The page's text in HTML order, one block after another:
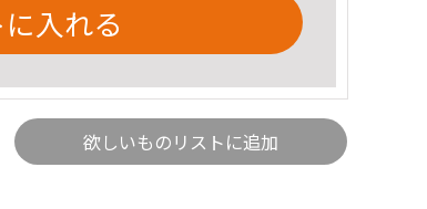
入れる
欲しいものリストに追加